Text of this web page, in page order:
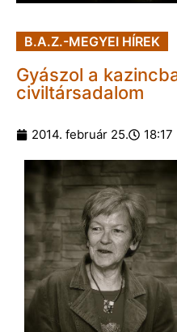
B.A.Z.-MEGYEI HÍREK
Gyászol a
civiltársadalom
2014. február 25. 18:17